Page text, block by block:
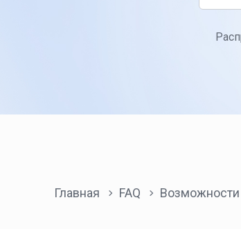
Главная FAQ Возможности